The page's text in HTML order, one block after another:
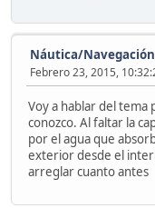
Náutica/Navegación
Febrero 23, 2015,
Voy a hablar del tema
conozco. Al faltar la
por el agua que
exterior desde el
arreglar cuanto antes